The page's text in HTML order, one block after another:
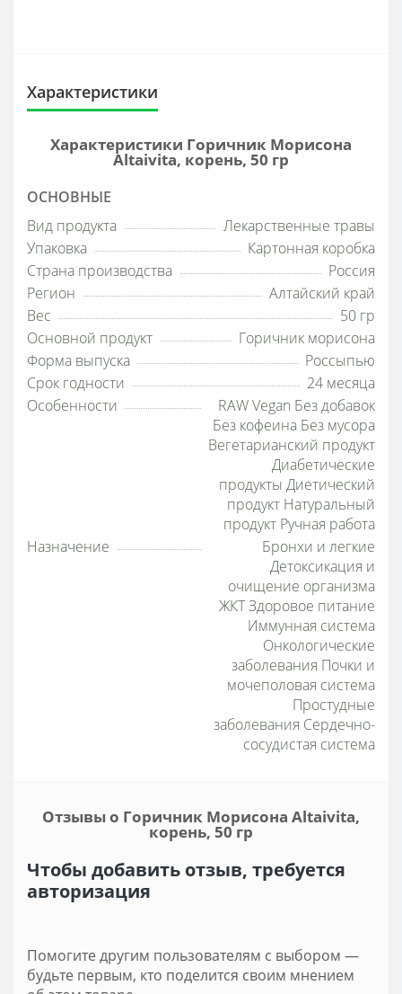
Характеристики
Характеристики Горичник Морисона
Altaivita, корень, 50 гр
ОСНОВНЫЕ
Вид продукта
Лекарственные травы
Упаковка
Картонная коробка
Страна производства
Россия
Регион
Алтайский край
Вес
50 гр
Основной продукт
Горичник морисона
Форма выпуска
Россыпью
Срок годности
24 месяца
Особенности
RAW Vegan Без добавок
Без кофеина Без мусора
Вегетарианский продукт
Диабетические
продукты Диетический
продукт Натуральный
продукт Ручная работа
Назначение
Бронхи и легкие
Детоксикация и
очищение организма
ЖКТ Здоровое питание
Иммунная система
Онкологические
заболевания Почки и
мочеполовая система
Простудные
заболевания Сердечно-
сосудистая система
Отзывы о Горичник Морисона Altaivita,
корень, 50 гр
Чтобы добавить отзыв, требуется
авторизация
Помогите другим пользователям с выбором —
будьте первым, кто поделится своим мнением